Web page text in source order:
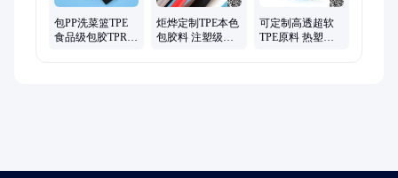
包PP洗菜篮TPE
食品级包胶TPR
炬烨定制TPE本色
包胶料 注塑级塑
可定制高透超软
TPE原料 热塑性